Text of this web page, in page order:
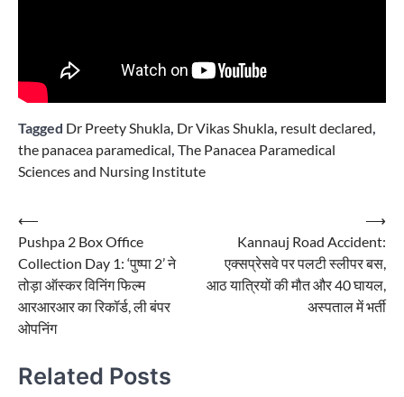
Tagged Dr Preety Shukla, Dr Vikas Shukla, result declared,
the panacea paramedical, The Panacea Paramedical
Sciences and Nursing Institute
Post
navigation
⟵
Pushpa 2 Box Office
Collection Day 1: ‘पुष्पा 2’ ने
तोड़ा ऑस्कर विनिंग फिल्म
आरआरआर का रिकॉर्ड, ली बंपर
ओपनिंग
Kannauj Road Accident:
एक्सप्रेसवे पर पलटी स्लीपर बस,
आठ यात्रियों की मौत और 40 घायल,
अस्पताल में भर्ती
⟶
Related Posts